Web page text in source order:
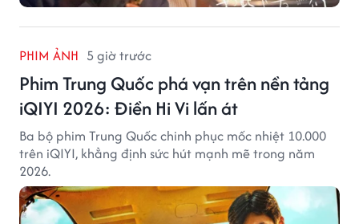
PHIM ẢNH 5 giờ trước
Phim Trung Quốc phá vạn trên nền tảng
iQIYI 2026: Điền Hi Vi lấn át
Ba bộ phim Trung Quốc chinh phục mốc nhiệt 10.000
trên iQIYI, khẳng định sức hút mạnh mẽ trong năm
2026.